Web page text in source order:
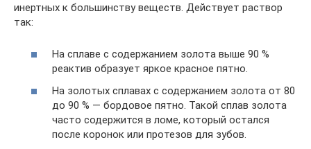
инертных к большинству веществ. Действует раствор
так:
На сплаве с содержанием золота выше 90 %
реактив образует яркое красное пятно.
На золотых сплавах с содержанием золота от 80
до 90 % — бордовое пятно. Такой сплав золота
часто содержится в ломе, который остался
после коронок или протезов для зубов.